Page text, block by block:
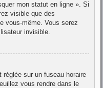
mon statut en ligne ». Si
visible que des
vous-même. Vous serez
invisible.
réglée sur un fuseau horaire
vous rendre dans le